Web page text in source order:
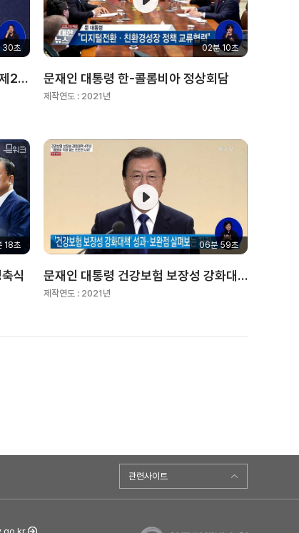
30초
문재인 대통령 K add+ Venture(제2벤처붐 성과와 미래)
02분 10초
문재인 대통령 한-콜롬비아 정상회담
제작연도 : 2021년
18초
식
06분 59초
문재인 대통령 건강보험 보장성 강화대책 4주년 성과 보고대회
제작연도 : 2021년
관련사이트